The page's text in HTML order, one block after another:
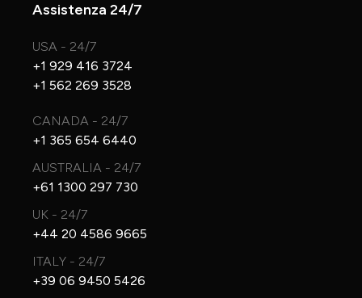
Assistenza 24/7
USA - 24/7
+1 929 416 3724
+1 562 269 3528
CANADA - 24/7
+1 365 654 6440
AUSTRALIA - 24/7
+61 1300 297 730
UK - 24/7
+44 20 4586 9665
ITALY - 24/7
+39 06 9450 5426